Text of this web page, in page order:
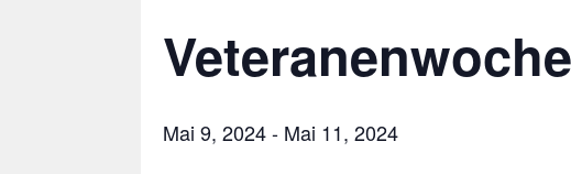
Mai 9, 2024- Mai 11, 2024